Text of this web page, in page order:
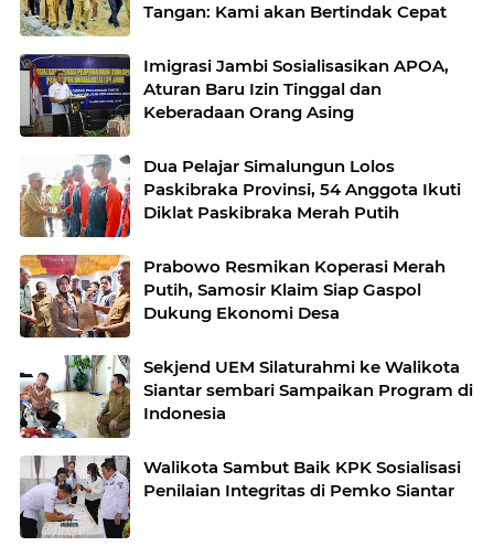
Tangan: Kami akan Bertindak Cepat
Imigrasi Jambi Sosialisasikan APOA,
Aturan Baru Izin Tinggal dan
Keberadaan Orang Asing
Dua Pelajar Simalungun Lolos
Paskibraka Provinsi, 54 Anggota Ikuti
Diklat Paskibraka Merah Putih
Prabowo Resmikan Koperasi Merah
Putih, Samosir Klaim Siap Gaspol
Dukung Ekonomi Desa
Sekjend UEM Silaturahmi ke Walikota
Siantar sembari Sampaikan Program di
Indonesia
Walikota Sambut Baik KPK Sosialisasi
Penilaian Integritas di Pemko Siantar